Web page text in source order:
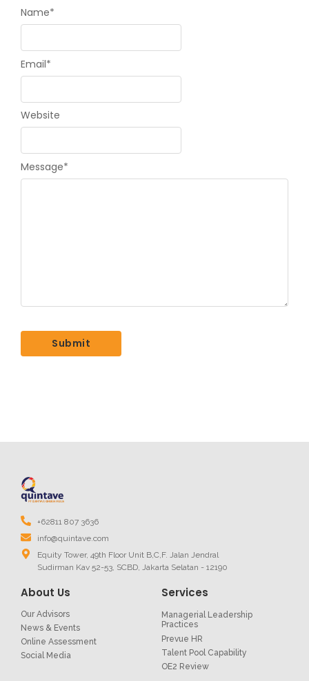
Message*
Name*
Email*
Website
+62811 807 3636
info@quintave.com
Equity Tower, 49th Floor Unit B,C,F. Jalan Jendral
Sudirman Kav 52-53, SCBD, Jakarta Selatan - 12190
About Us
Our Advisors
News & Events
Online Assessment
Social Media
Services
Managerial Leadership
Practices
Prevue HR
Talent Pool Capability
OE2 Review